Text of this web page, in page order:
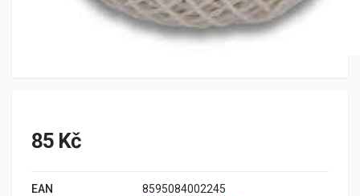
85 Kč
EAN
8595084002245